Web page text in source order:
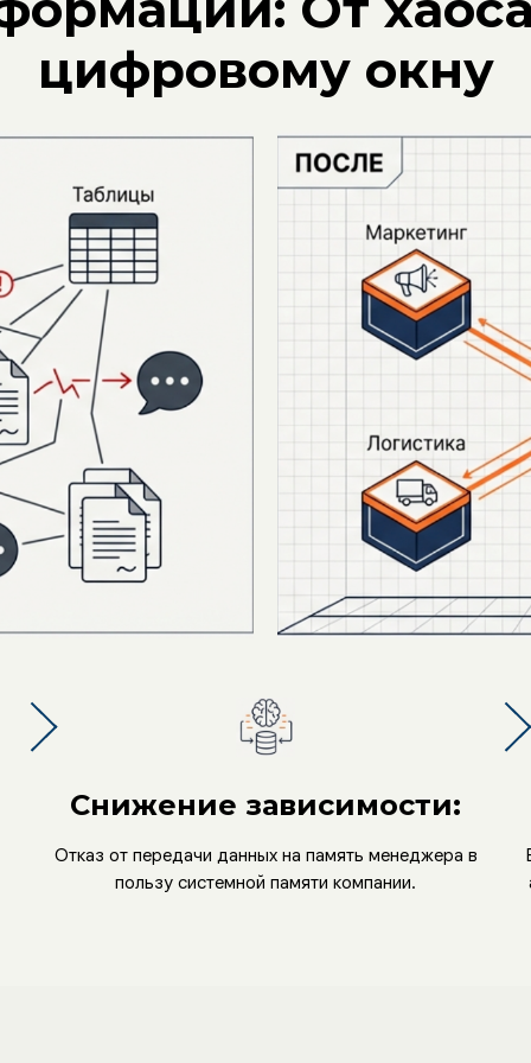
цифровому окну
Снижение зависимости:
Отказ от передачи данных на память менеджера в
пользу системной памяти компании.